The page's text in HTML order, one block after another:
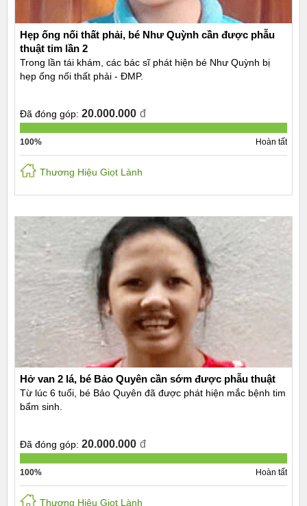
Hẹp ống nối thất phải, bé Như Quỳnh cần được phẫu
thuật tim lần 2
Trong lần tái khám, các bác sĩ phát hiện bé Như Quỳnh bị
hẹp ống nối thất phải - ĐMP.
Đã đóng góp: 20.000.000 đ
100% Hoàn tất
Thương Hiệu Giọt Lành
Hở van 2 lá, bé Bảo Quyên cần sớm được phẫu thuật
Từ lúc 6 tuổi, bé Bảo Quyên đã được phát hiện mắc bệnh tim
bẩm sinh.
Đã đóng góp: 20.000.000 đ
100% Hoàn tất
Thương Hiệu Giọt Lành